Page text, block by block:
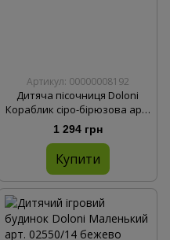
Артикул: 00000008192
Дитяча пісочниця Doloni
Кораблик сіро-бірюзова арт.
03355/4
1 294 грн
Купити